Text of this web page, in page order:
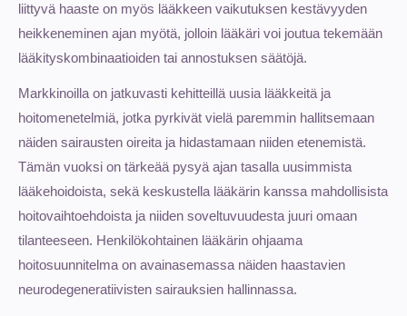
liittyvä haaste on myös lääkkeen vaikutuksen kestävyyden
heikkeneminen ajan myötä, jolloin lääkäri voi joutua tekemään
lääkityskombinaatioiden tai annostuksen säätöjä.
Markkinoilla on jatkuvasti kehitteillä uusia lääkkeitä ja
hoitomenetelmiä, jotka pyrkivät vielä paremmin hallitsemaan
näiden sairausten oireita ja hidastamaan niiden etenemistä.
Tämän vuoksi on tärkeää pysyä ajan tasalla uusimmista
lääkehoidoista, sekä keskustella lääkärin kanssa mahdollisista
hoitovaihtoehdoista ja niiden soveltuvuudesta juuri omaan
tilanteeseen. Henkilökohtainen lääkärin ohjaama
hoitosuunnitelma on avainasemassa näiden haastavien
neurodegeneratiivisten sairauksien hallinnassa.